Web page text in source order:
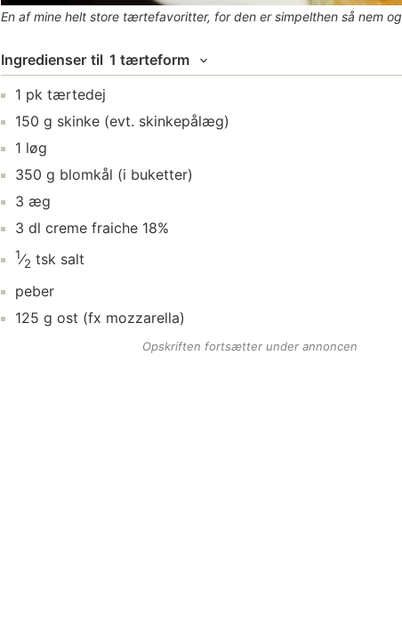
En af mine helt store tærtefavoritter, for den er simpelthen så nem
Ingredienser til 1 tærteform
1 pk tærtedej
150 g skinke (evt. skinkepålæg)
1 løg
350 g blomkål (i buketter)
3 æg
3 dl creme fraiche 18%
1⁄2 tsk salt
peber
125 g ost (fx mozzarella)
Opskriften fortsætter under annoncen